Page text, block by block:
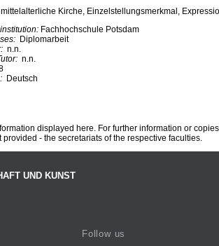
Kirche, Einzelstellungsmerkmal,
Fachhochschule Potsdam
Diplomarbeit
n.n.
n.n.
Deutsch
displayed here. For further information or
- the secretariats of the respective faculties.
UND KUNST
Follow us